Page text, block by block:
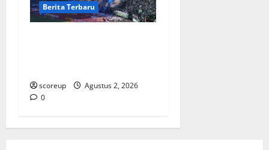
Berita Terbaru
scoreup
Agustus 2, 2026
0